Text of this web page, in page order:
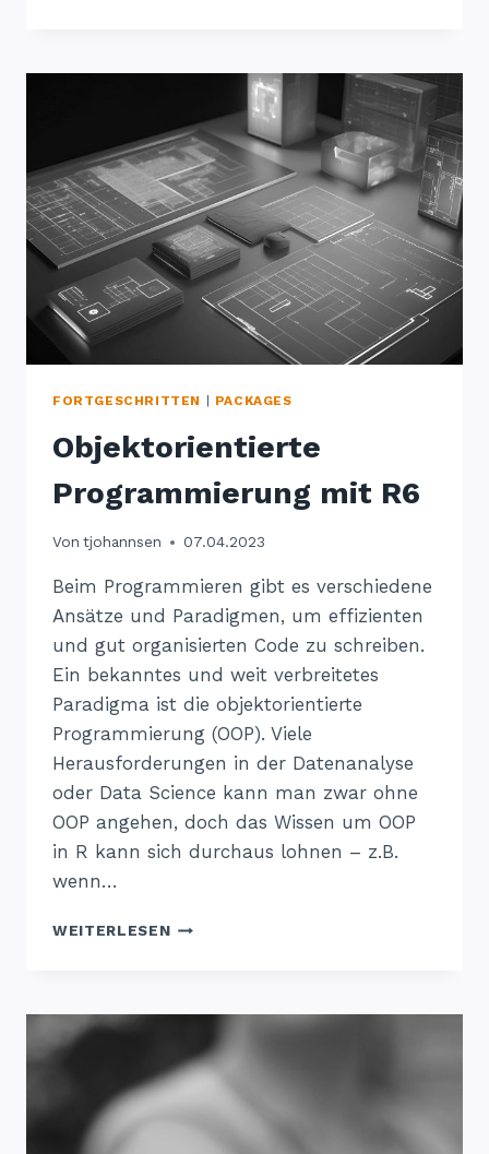
FORTGESCHRITTEN PACKAGES
Objektorientierte
Programmierung mit R6
Von tjohannsen 07.04.2023
Beim Programmieren gibt es verschiedene
Ansätze und Paradigmen, um effizienten
und gut organisierten Code zu schreiben.
Ein bekanntes und weit verbreitetes
Paradigma ist die objektorientierte
Programmierung (OOP). Viele
Herausforderungen in der Datenanalyse
oder Data Science kann man zwar ohne
OOP angehen, doch das Wissen um OOP
in R kann sich durchaus lohnen – z.B.
wenn…
WEITERLESENOBJEKTORIENTIERTE